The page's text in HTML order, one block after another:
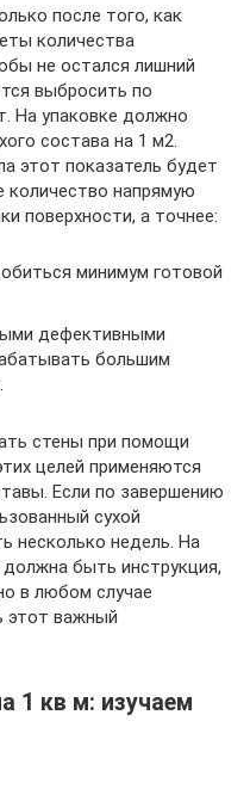
после того, как
количества
не остался лишний
выбросить по
На упаковке должно
состава на 1 м2.
этот показатель будет
напрямую
поверхности, а точнее:
минимум готовой
дефективными
большим
стены при помощи
целей применяются
Если по завершению
сухой
несколько недель. На
должна быть инструкция,
в любом случае
этот важный
1 кв м: изучаем